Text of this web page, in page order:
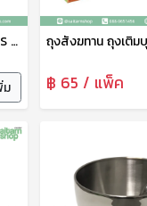
ถุงสังฆทาน ถุงเติมบุญ ไซส์ S 18x24 ซม. Sunzip
ม ฿ 65 / แพ็ค